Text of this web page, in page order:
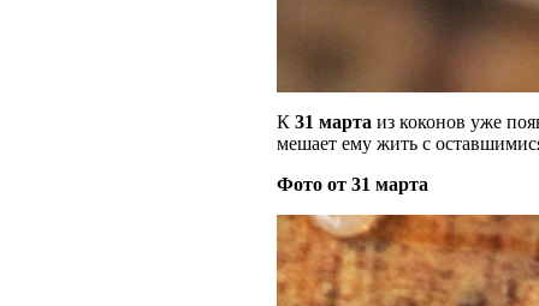
К 31 марта из коконов уже
мешает ему жить с
Фото от 31 марта